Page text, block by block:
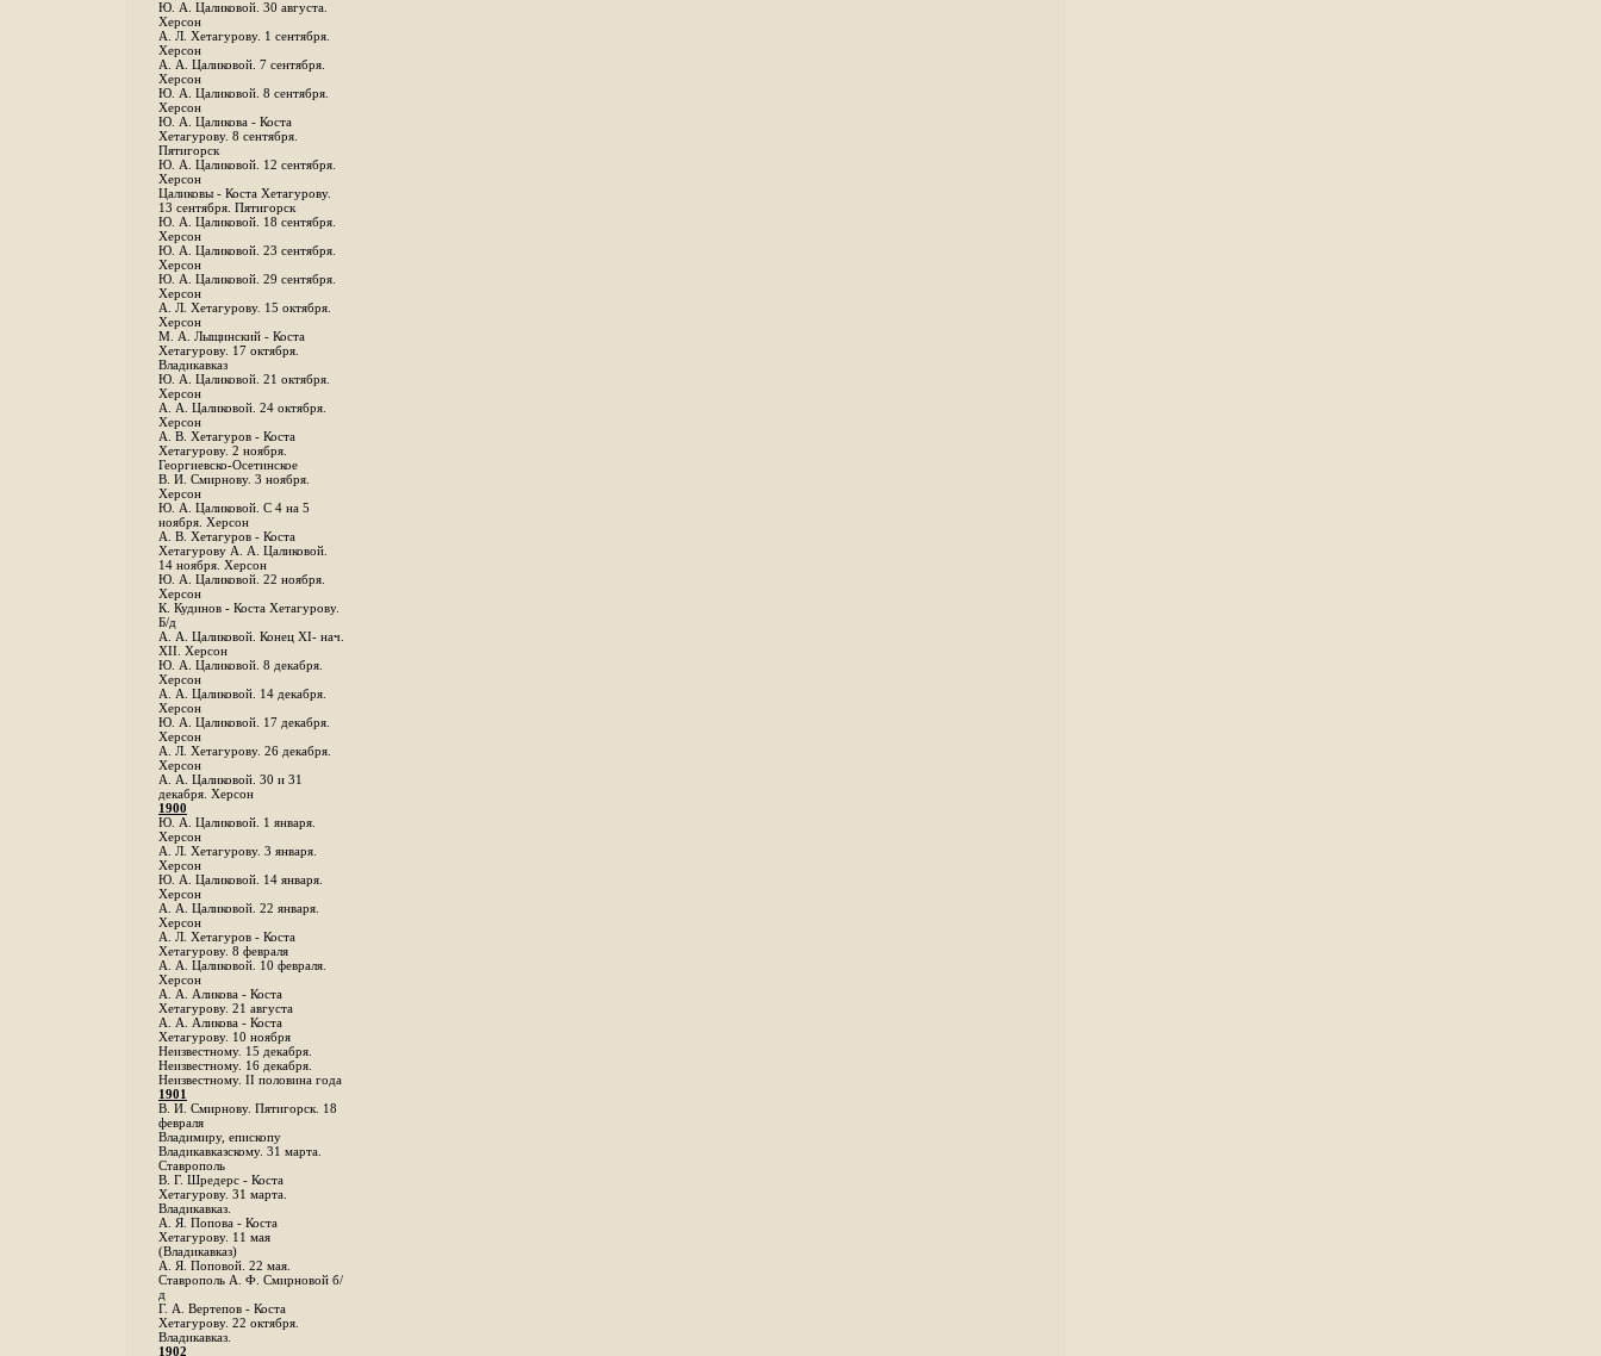
Ю. А. Цаликовой. 30 августа.
Херсон
А. Л. Хетагурову. 1 сентября.
Херсон
А. А. Цаликовой. 7 сентября.
Херсон
Ю. А. Цаликовой. 8 сентября.
Херсон
Ю. А. Цаликова - Коста
Хетагурову. 8 сентября.
Пятигорск
Ю. А. Цаликовой. 12 сентября.
Херсон
Цаликовы - Коста Хетагурову.
13 сентября. Пятигорск
Ю. А. Цаликовой. 18 сентября.
Херсон
Ю. А. Цаликовой. 23 сентября.
Херсон
Ю. А. Цаликовой. 29 сентября.
Херсон
А. Л. Хетагурову. 15 октября.
Херсон
М. А. Лыщинский - Коста
Хетагурову. 17 октября.
Владикавказ
Ю. А. Цаликовой. 21 октября.
Херсон
А. А. Цаликовой. 24 октября.
Херсон
A. В. Хетагуров - Коста
Хетагурову. 2 ноября.
Георгиевско-Осетинское
B. И. Смирнову. 3 ноября.
Херсон
Ю. А. Цаликовой. С 4 на 5
ноября. Херсон
А. В. Хетагуров - Коста
Хетагурову А. А. Цаликовой.
14 ноября. Херсон
Ю. А. Цаликовой. 22 ноября.
Херсон
К. Кудинов - Коста Хетагурову.
Б/д
А. А. Цаликовой. Конец XI- нач.
XII. Херсон
Ю. А. Цаликовой. 8 декабря.
Херсон
А. А. Цаликовой. 14 декабря.
Херсон
Ю. А. Цаликовой. 17 декабря.
Херсон
А. Л. Хетагурову. 26 декабря.
Херсон
А. А. Цаликовой. 30 и 31
декабря. Херсон
1900
Ю. А. Цаликовой. 1 января.
Херсон
А. Л. Хетагурову. 3 января.
Херсон
Ю. А. Цаликовой. 14 января.
Херсон
А. А. Цаликовой. 22 января.
Херсон
А. Л. Хетагуров - Коста
Хетагурову. 8 февраля
А. А. Цаликовой. 10 февраля.
Херсон
А. А. Аликова - Коста
Хетагурову. 21 августа
А. А. Аликова - Коста
Хетагурову. 10 ноября
Неизвестному. 15 декабря.
Неизвестному. 16 декабря.
Неизвестному. II половина года
1901
В. И. Смирнову. Пятигорск. 18
февраля
Владимиру, епископу
Владикавказскому. 31 марта.
Ставрополь
В. Г. Шредерс - Коста
Хетагурову. 31 марта.
Владикавказ.
А. Я. Попова - Коста
Хетагурову. 11 мая
(Владикавказ)
А. Я. Поповой. 22 мая.
Ставрополь А. Ф. Смирновой б/
д
Г. А. Вертепов - Коста
Хетагурову. 22 октября.
Владикавказ.
1902